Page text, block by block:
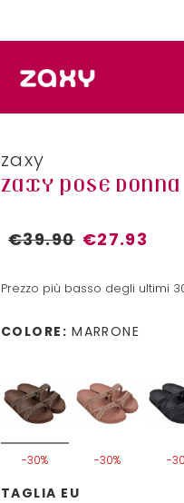
zaxy
ZAXY POSE DONNA
€39.90 €27.93
Prezzo più basso degli ultimi
COLORE: MARRONE
-30% -30% -
TAGLIA EU